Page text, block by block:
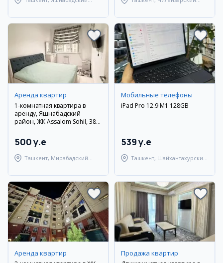
Аренда квартир
1-комнатная квартира в
аренду, Яшнабадский
район, ЖК Assalom Sohil, 38
500 y.e
Ташкент, Мирабадский
Мобильные телефоны
iPad Pro 12.9 M1 128GB
539 y.e
Ташкент, Шайхантахурский
Аренда квартир Продажа квартир